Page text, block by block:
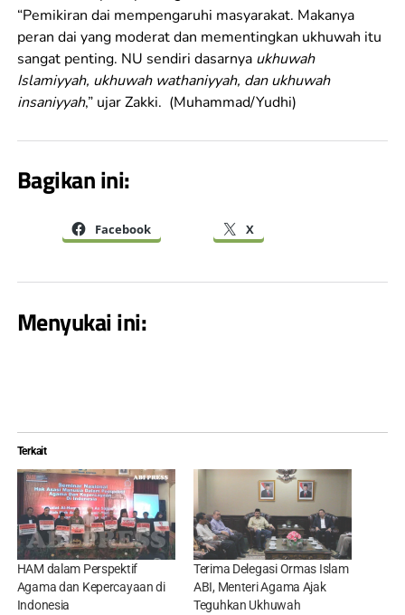
“Pemikiran dai mempengaruhi masyarakat. Makanya
peran dai yang moderat dan mementingkan ukhuwah itu
sangat penting. NU sendiri dasarnya ukhuwah
Islamiyyah, ukhuwah wathaniyyah, dan ukhuwah
insaniyyah,” ujar Zakki. (Muhammad/Yudhi)
Bagikan ini:
Facebook X
Menyukai ini:
Terkait
HAM dalam Perspektif
Agama dan Kepercayaan di
Indonesia
Terima Delegasi Ormas Islam
ABI, Menteri Agama Ajak
Teguhkan Ukhuwah